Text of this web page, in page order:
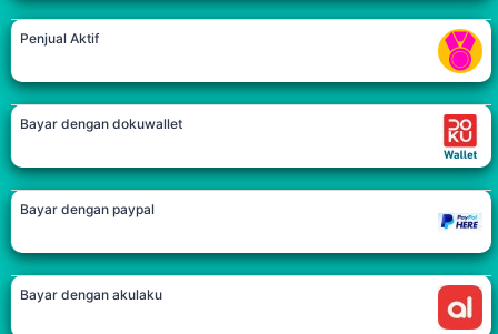
Penjual Aktif
Bayar dengan dokuwallet
Bayar dengan paypal
Bayar dengan akulaku